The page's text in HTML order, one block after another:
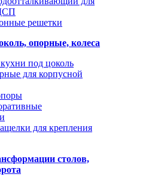
решетки
опорные, колеса
под цоколь
для корпусной
для крепления
столов,